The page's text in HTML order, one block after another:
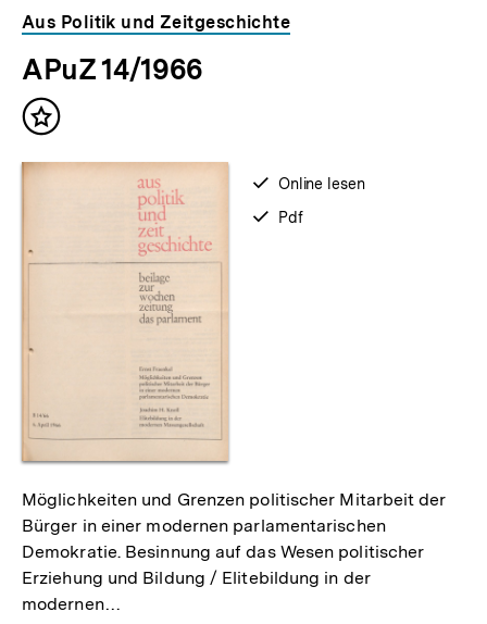
Aus Politik und Zeitgeschichte
APuZ 14/1966
Inhalt
verfügbar
zum
Online lesen
verfügbar
Pdf
Möglichkeiten und Grenzen politischer Mitarbeit der
Bürger in einer modernen parlamentarischen
Demokratie. Besinnung auf das Wesen politischer
Erziehung und Bildung / Elitebildung in der
modernen…